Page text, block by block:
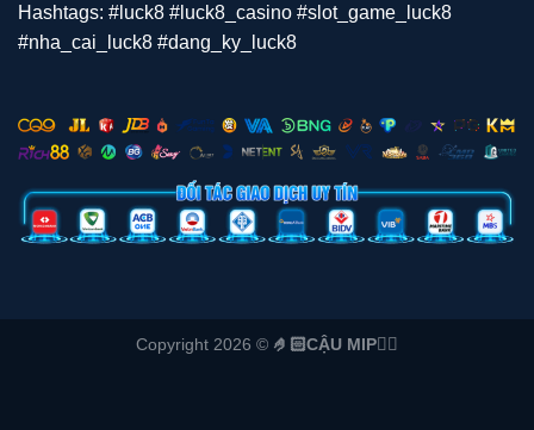
Hashtags: #luck8 #luck8_casino #slot_game_luck8
#nha_cai_luck8 #dang_ky_luck8
Copyright 2026 © 🤌🏻CẬU MIP👌🏻